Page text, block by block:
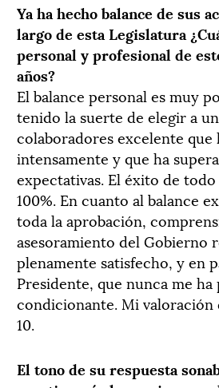
Ya ha hecho balance de sus
largo de esta Legislatura
personal y profesional de
años?
El balance personal es muy
tenido la suerte de elegir a
colaboradores excelente que
intensamente y que ha
expectativas. El éxito de
100%. En cuanto al balance
toda la aprobación,
asesoramiento del Gobierno
plenamente satisfecho, y en
Presidente, que nunca me
condicionante. Mi valoración
10.
El tono de su respuesta